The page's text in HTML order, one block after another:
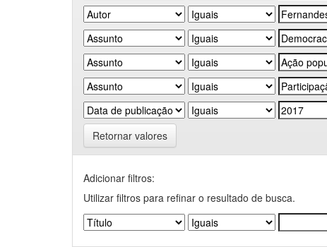
Retornar valores
Adicionar filtros:
Utilizar filtros para refinar o resultado de busca.